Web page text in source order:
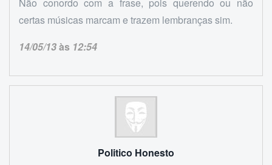
certas músicas marcam e trazem lembranças sim.
14/05/13às 12:54
Politico Honesto